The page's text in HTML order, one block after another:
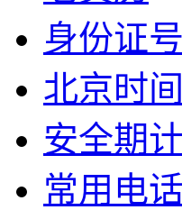
身份证
北京时间
安全期
常用电